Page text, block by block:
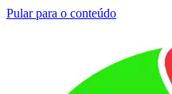
Pular para o conteúdo